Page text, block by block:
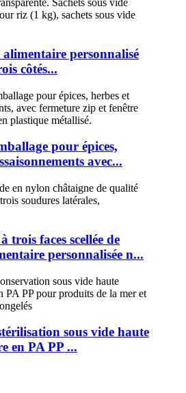
personnalisé
côtés...
pour épices,
avec...
trois faces scellée de
personnalisée n...
sous vide haute
en PA PP ...